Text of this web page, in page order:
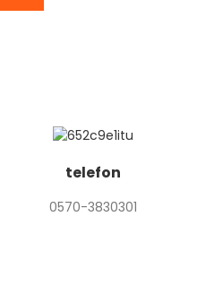
telefon
0570-3830301